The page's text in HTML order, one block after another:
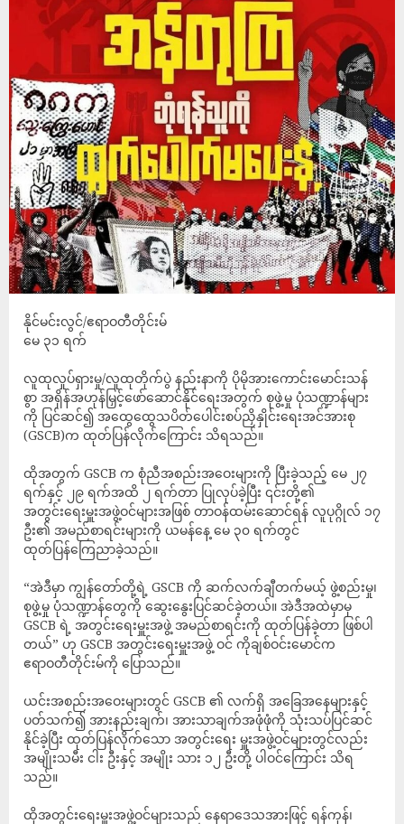
နိုင်မင်းလွင်/ဧရာဝတီတိုင်းမ်
မေ ၃၁ ရက်
လူထုလှုပ်ရှားမှု/လူထုတိုက်ပွဲ နည်းနာကို ပိုမိုအားကောင်းမောင်းသန်
စွာ အရှိန်အဟုန်မြှင့်ဖော်ဆောင်နိုင်ရေးအတွက် စုဖွဲ့မှု ပုံသဏ္ဍာန်များ
ကို ပြင်ဆင်၍ အထွေထွေသပိတ်ပေါင်းစပ်ညှိနှိုင်းရေးအင်အားစု
(GSCB)က ထုတ်ပြန်လိုက်ကြောင်း သိရသည်။
ထိုအတွက် GSCB က စုံညီအစည်းအဝေးများကို ပြီးခဲ့သည့် မေ ၂၇
ရက်နှင့် ၂၉ ရက်အထိ ၂ ရက်တာ ပြုလုပ်ခဲ့ပြီး ၎င်းတို့၏
အတွင်းရေးမှူးအဖွဲ့ဝင်များအဖြစ် တာဝန်ထမ်းဆောင်ရန် လူပုဂ္ဂိုလ် ၁၇
ဦး၏ အမည်စာရင်းများကို ယမန်နေ့ မေ ၃၀ ရက်တွင်
ထုတ်ပြန်ကြေညာခဲ့သည်။
“အဲဒီမှာ ကျွန်တော်တို့ရဲ့ GSCB ကို ဆက်လက်ချီတက်မယ့် ဖွဲ့စည်းမှု၊
စုဖွဲ့မှု ပုံသဏ္ဍာန်တွေကို ဆွေးနွေးပြင်ဆင်ခဲ့တယ်။ အဲဒီအထဲမှာမှ
GSCB ရဲ့ အတွင်းရေးမှူးအဖွဲ့ အမည်စာရင်းကို ထုတ်ပြန်ခဲ့တာ ဖြစ်ပါ
တယ်” ဟု GSCB အတွင်းရေးမှူးအဖွဲ့ ဝင် ကိုချစ်ဝင်းမောင်က
ဧရာဝတီတိုင်းမ်ကို ပြောသည်။
ယင်းအစည်းအဝေးများတွင် GSCB ၏ လက်ရှိ အခြေအနေများနှင့်
ပတ်သက်၍ အားနည်းချက်၊ အားသာချက်အဖုံဖုံကို သုံးသပ်ပြင်ဆင်
နိုင်ခဲ့ပြီး ထုတ်ပြန်လိုက်သော အတွင်းရေး မှူးအဖွဲ့ဝင်များတွင်လည်း
အမျိုးသမီး ငါး ဦးနှင့် အမျိုး သား ၁၂ ဦးတို့ ပါဝင်ကြောင်း သိရ
သည်။
ထိုအတွင်းရေးမှူးအဖွဲ့ဝင်များသည် နေရာဒေသအားဖြင့် ရန်ကုန်၊